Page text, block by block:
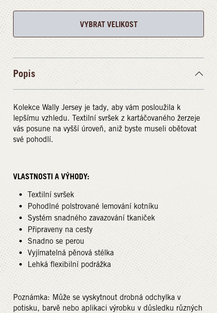
VYBRAT VELIKOST
Popis
Kolekce Wally Jersey je tady, aby vám posloužila k
lepšímu vzhledu. Textilní svršek z kartáčovaného žerzeje
vás posune na vyšší úroveň, aniž byste museli obětovat
své pohodlí.
VLASTNOSTI A VÝHODY:
Textilní svršek
Pohodlné polstrované lemování kotníku
Systém snadného zavazování tkaniček
Připraveny na cesty
Snadno se perou
Vyjímatelná pěnová stélka
Lehká flexibilní podrážka
Poznámka: Může se vyskytnout drobná odchylka v
potisku, barvě nebo aplikaci výrobku v důsledku různých